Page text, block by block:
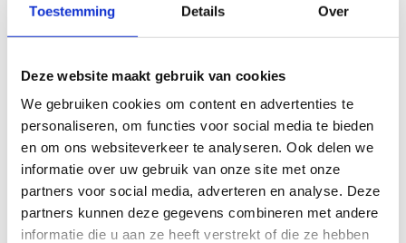
Toestemming Details Over
Deze website maakt gebruik van cookies
We gebruiken cookies om content en advertenties te
personaliseren, om functies voor social media te bieden
en om ons websiteverkeer te analyseren. Ook delen we
informatie over uw gebruik van onze site met onze
partners voor social media, adverteren en analyse. Deze
partners kunnen deze gegevens combineren met andere
informatie die u aan ze heeft verstrekt of die ze hebben
tijdens het looponderdeel van de Super League Triathlon
in Toulouse, nog te veel last van zijn ribben en kwam
niet aan de start.